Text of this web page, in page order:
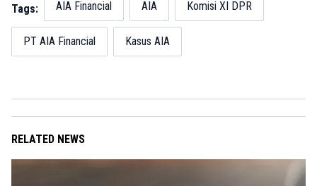
Tags: AIA Financial AIA Komisi XI DPR
PT AIA Financial Kasus AIA
RELATED NEWS